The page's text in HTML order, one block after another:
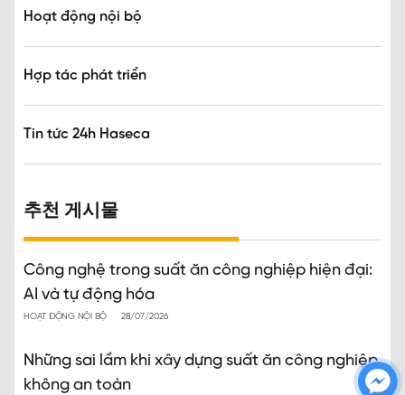
Hoạt động nội bộ
Hợp tác phát triển
Tin tức 24h Haseca
추천 게시물
Công nghệ trong suất ăn công nghiệp hiện đại:
AI và tự động hóa
HOẠT ĐỘNG NỘI BỘ 28/07/2026
Những sai lầm khi xây dựng suất ăn công nghiệp
không an toàn